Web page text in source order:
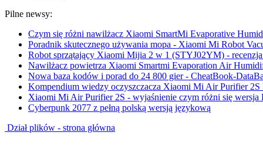
Pilne newsy:
Czym się różni nawilżacz Xiaomi SmartMi Evaporative
Poradnik skutecznego używania mopa - Xiaomi Mi Robot
Robot sprzątający Xiaomi Mijia 2 w 1 (STYJ02YM) -
Nawilżacz powietrza Xiaomi Smartmi Evaporation Air
Nowa baza kodów i porad do 24 800 gier - CheatBook-
Kompendium wiedzy oczyszczacza Xiaomi Mi Air Purifier
Xiaomi Mi Air Purifier 2S - wyjaśnienie czym różni się wersja
Cyberpunk 2077 z pełną polską wersją językową
Dział plików - strona główna